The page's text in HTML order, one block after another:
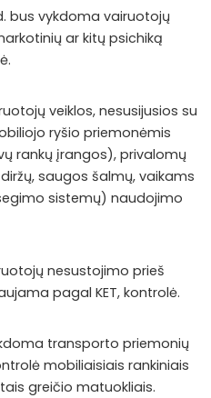
bus vykdoma vairuotojų
ar kitų psichiką
veiklos, nesusijusios su
ryšio priemonėmis
rankų įrangos), privalomų
saugos šalmų, vaikams
sistemų) naudojimo
nesustojimo prieš
pagal KET, kontrolė.
transporto priemonių
mobiliaisiais rankiniais
greičio matuokliais.